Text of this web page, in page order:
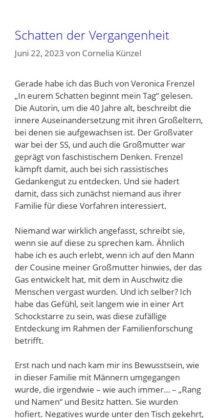
Schatten der Vergangenheit
Juni 22, 2023 von Cornelia Künzel
Gerade habe ich das Buch von Veronica Frenzel
„In eurem Schatten beginnt mein Tag“ gelesen.
Die Autorin, um die 40 Jahre alt, beschreibt die
innere Auseinandersetzung mit ihren Großeltern,
bei denen sie aufgewachsen ist. Der Großvater
war bei der SS, und auch die Großmutter war
geprägt von faschistischem Denken. Frenzel
kämpft damit, auch bei sich rassistisches
Gedankengut zu entdecken. Und sie hadert
damit, dass sich zunächst niemand aus ihrer
Familie für diese Vorfahren interessiert.
Niemand war wirklich angefasst, schreibt sie,
wenn sie auf diese zu sprechen kam. Ähnlich
habe ich es auch erlebt, wenn ich auf den Mann
der Cousine meiner Großmutter hinwies, der das
Gas entwickelt hat, mit dem in Auschwitz die
Menschen vergast wurden. Und ich selber? Ich
habe das Gefühl, seit langem wie in einer Art
Schockstarre zu sein, was diese zufällige
Entdeckung im Rahmen der Familienforschung
betrifft.
Erst nach und nach kam mir ins Bewusstsein, wie
in dieser Familie mit Männern umgegangen
wurde, die irgendwie – wie auch immer… – „Rang
und Namen“ und Besitz hatten. Sie wurden
hofiert. Negatives wurde unter den Tisch gekehrt,